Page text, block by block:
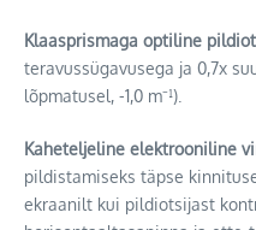
Klaasprismaga optiline
teravussügavusega ja 0,7x
lõpmatusel, -1,0 m⁻¹).
Kaheteljeline elektrooniline
pildistamiseks täpse
ekraanilt kui pildiotsijast